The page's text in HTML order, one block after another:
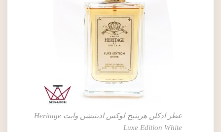
عطر ادکلن هریتیج لوکس ادیتیشن وایت Heritage
Luxe Edition White